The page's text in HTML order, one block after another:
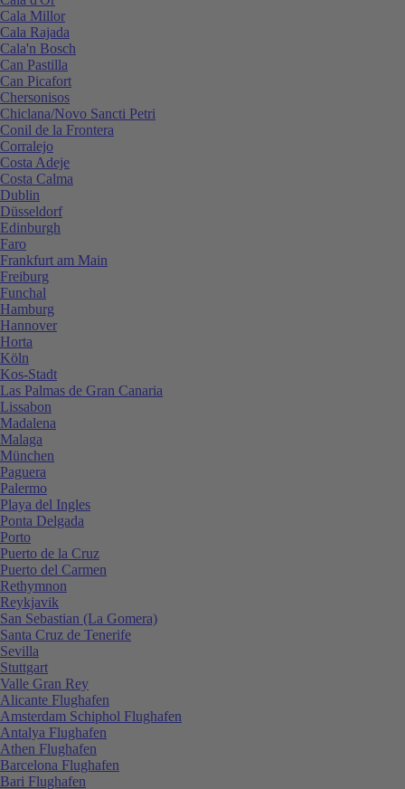
Cala Millor
Cala Rajada
Cala'n Bosch
Can Pastilla
Can Picafort
Chersonisos
Chiclana/Novo Sancti Petri
Conil de la Frontera
Corralejo
Costa Adeje
Costa Calma
Dublin
Düsseldorf
Edinburgh
Faro
Frankfurt am Main
Freiburg
Funchal
Hamburg
Hannover
Horta
Köln
Kos-Stadt
Las Palmas de Gran Canaria
Lissabon
Madalena
Malaga
München
Paguera
Palermo
Playa del Ingles
Ponta Delgada
Porto
Puerto de la Cruz
Puerto del Carmen
Rethymnon
Reykjavik
San Sebastian (La Gomera)
Santa Cruz de Tenerife
Sevilla
Stuttgart
Valle Gran Rey
Alicante Flughafen
Amsterdam Schiphol Flughafen
Antalya Flughafen
Athen Flughafen
Barcelona Flughafen
Bari Flughafen